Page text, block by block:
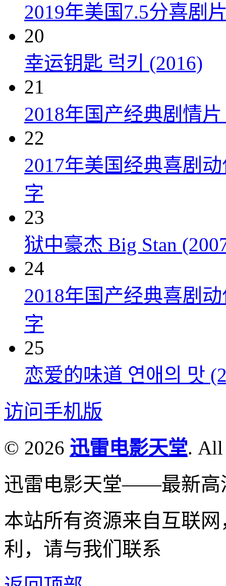
2019年美国7.5分喜剧
20
幸运钥匙 럭키 (2016)
21
2018年国产经典剧情
22
2017年美国经典喜剧
字
23
狱中豪杰 Big Stan
24
2018年国产经典喜剧
字
25
恋爱的味道 연애의 맛
访问手机版
© 2026 迅雷电影天堂. All
迅雷电影天堂——最新高
本站所有资源来自互联
利，请与我们联系